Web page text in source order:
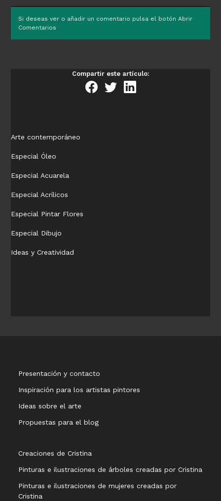
Si deseas ver o añadir un comentario pulsa el botón Abrir
Comentarios
Compartir este artículo:
Arte contemporáneo
Especial Óleo
Especial Acuarela
Especial Acrílicos
Especial Pintar Flores
Especial Dibujo
Ideas y Creatividad
Presentación y contacto
Inspiración para los artistas pintores
Ideas sobre el arte
Propuestas para el blog
Creaciones de Cristina
Pinturas e ilustraciones de árboles creadas por Cristina
Pinturas e ilustraciones de mujeres creadas por
Cristina